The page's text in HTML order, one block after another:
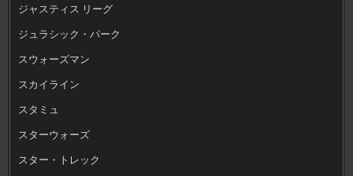
ジャスティス リーグ
ジュラシック・パーク
スウォーズマン
スカイライン
スタミュ
スターウォーズ
スター・トレック